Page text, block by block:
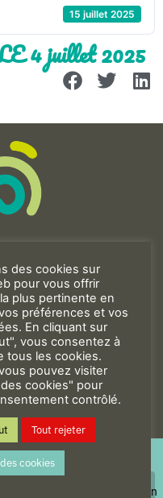
15 juillet 2025
4 juillet 2025
- Agence de communication
82
des cookies sur
pour vous offrir
plus pertinente en
préférences et vos
En cliquant sur
vous consentez à
tous les cookies.
pouvez visiter
cookies" pour
contrôlé.
Tout rejeter
cookies